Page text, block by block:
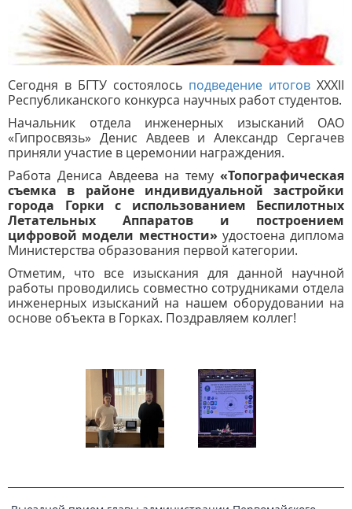
Сегодня в БГТУ состоялось подведение итогов XXXII
Республиканского конкурса научных работ студентов.
Начальник отдела инженерных изысканий ОАО
«Гипросвязь» Денис Авдеев и Александр Сергачев
приняли участие в церемонии награждения.
Работа Дениса Авдеева на тему «Топографическая
съемка в районе индивидуальной застройки
города Горки с использованием Беспилотных
Летательных Аппаратов и построением
цифровой модели местности» удостоена диплома
Министерства образования первой категории.
Отметим, что все изыскания для данной научной
работы проводились совместно сотрудниками отдела
инженерных изысканий на нашем оборудовании на
основе объекта в Горках. Поздравляем коллег!